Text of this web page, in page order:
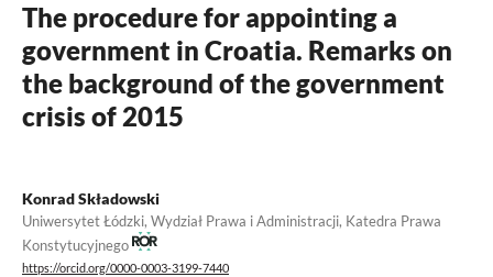
The procedure for appointing a
government in Croatia. Remarks on
the background of the government
crisis of 2015
Konrad Składowski
Uniwersytet Łódzki, Wydział Prawa i Administracji, Katedra Prawa
Konstytucyjnego
https://orcid.org/0000-0003-3199-7440